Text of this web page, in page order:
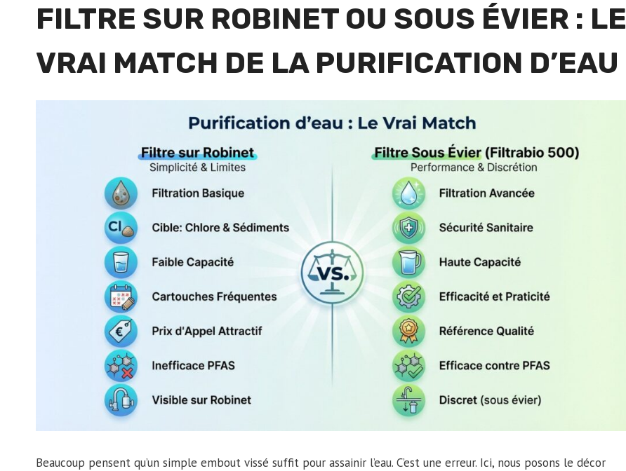
FILTRE SUR ROBINET OU SOUS ÉVIER : LE
VRAI MATCH DE LA PURIFICATION D’EAU
Beaucoup pensent qu’un simple embout vissé suffit pour assainir l’eau. C’est une erreur. Ici, nous posons le décor